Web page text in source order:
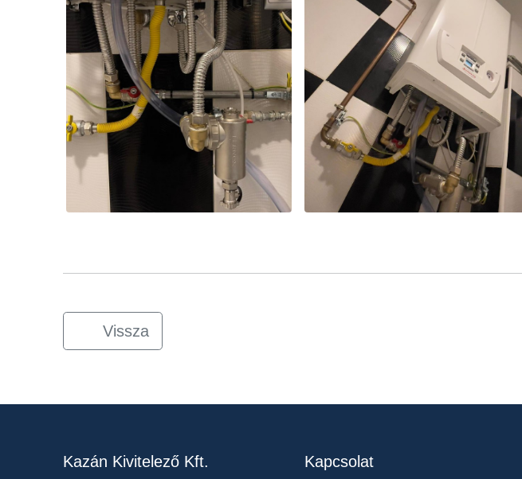
Vissza
Kazán Kivitelező Kft. Kapcsolat